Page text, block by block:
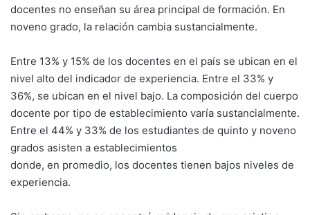
docentes no enseñan su área principal de formación. En
noveno grado, la relación cambia sustancialmente.
Entre 13% y 15% de los docentes en el país se ubican en el
nivel alto del indicador de experiencia. Entre el 33% y
36%, se ubican en el nivel bajo. La composición del cuerpo
docente por tipo de establecimiento varía sustancialmente.
Entre el 44% y 33% de los estudiantes de quinto y noveno
grados asisten a establecimientos
donde, en promedio, los docentes tienen bajos niveles de
experiencia.